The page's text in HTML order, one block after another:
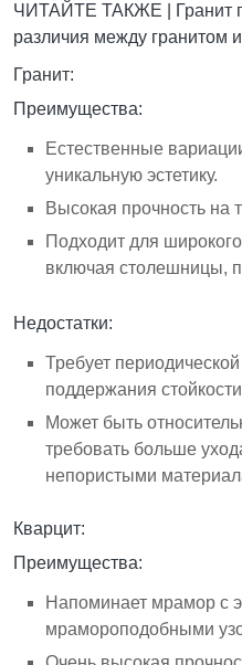
ЧИТАЙТЕ ТАКЖЕ |
Гранит
различия между гранитом
Гранит:
Преимущества:
Естественные
уникальную эстетику.
Высокая прочность на
Подходит для
включая столешницы,
Недостатки:
Требует
поддержания
Может быть
требовать больше
непористыми
Кварцит:
Преимущества:
Напоминает мрамор с
мрамороподобными